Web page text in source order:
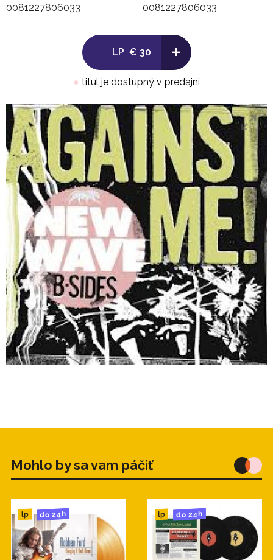
0081227806033
0081227806033
LP € 30 +
● titul je dostupný v predajni
Mohlo by sa vam páčiť
lp do 24h lp do 24h